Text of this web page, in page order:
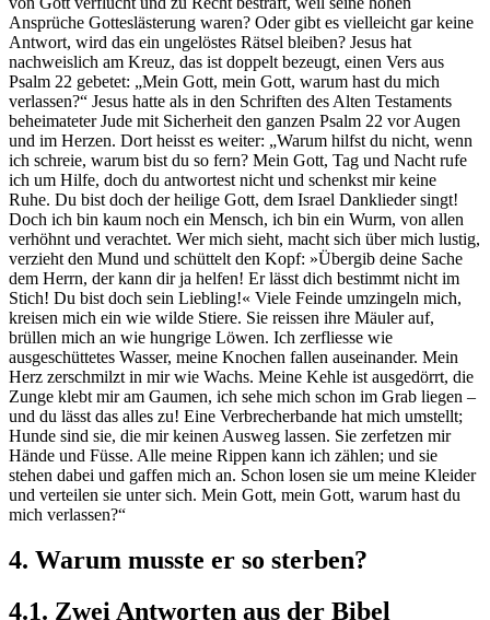
Ansprüche Gotteslästerung waren? Oder gibt es vielleicht gar keine
Antwort, wird das ein ungelöstes Rätsel bleiben? Jesus hat
nachweislich am Kreuz, das ist doppelt bezeugt, einen Vers aus
Psalm 22 gebetet: „Mein Gott, mein Gott, warum hast du mich
verlassen?“ Jesus hatte als in den Schriften des Alten Testaments
beheimateter Jude mit Sicherheit den ganzen Psalm 22 vor Augen
und im Herzen. Dort heisst es weiter: „Warum hilfst du nicht, wenn
ich schreie, warum bist du so fern? Mein Gott, Tag und Nacht rufe
ich um Hilfe, doch du antwortest nicht und schenkst mir keine
Ruhe. Du bist doch der heilige Gott, dem Israel Danklieder singt!
Doch ich bin kaum noch ein Mensch, ich bin ein Wurm, von allen
verhöhnt und verachtet. Wer mich sieht, macht sich über mich lustig,
verzieht den Mund und schüttelt den Kopf: »Übergib deine Sache
dem Herrn, der kann dir ja helfen! Er lässt dich bestimmt nicht im
Stich! Du bist doch sein Liebling!« Viele Feinde umzingeln mich,
kreisen mich ein wie wilde Stiere. Sie reissen ihre Mäuler auf,
brüllen mich an wie hungrige Löwen. Ich zerfliesse wie
ausgeschüttetes Wasser, meine Knochen fallen auseinander. Mein
Herz zerschmilzt in mir wie Wachs. Meine Kehle ist ausgedörrt, die
Zunge klebt mir am Gaumen, ich sehe mich schon im Grab liegen –
und du lässt das alles zu! Eine Verbrecherbande hat mich umstellt;
Hunde sind sie, die mir keinen Ausweg lassen. Sie zerfetzen mir
Hände und Füsse. Alle meine Rippen kann ich zählen; und sie
stehen dabei und gaffen mich an. Schon losen sie um meine Kleider
und verteilen sie unter sich. Mein Gott, mein Gott, warum hast du
mich verlassen?“
4. Warum musste er so sterben?
4.1. Zwei Antworten aus der Bibel